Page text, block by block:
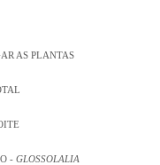
AS PLANTAS
- GLOSSOLALIA